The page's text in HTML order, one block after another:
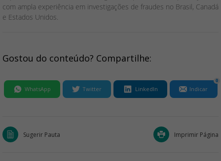
com ampla experiência em investigações de fraudes no Brasil, Canadá
e Estados Unidos.
Gostou do conteúdo? Compartilhe:
WhatsApp Twitter LinkedIn Indicar
0
Sugerir Pauta Imprimir Página